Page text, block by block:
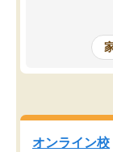
めて1年ほど
科目が増えて
であるので無
がら頑張って
オンライン校